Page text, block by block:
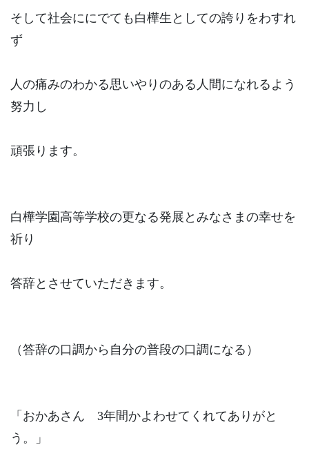
そして社会ににでても白樺生としての誇りをわすれ
ず
人の痛みのわかる思いやりのある人間になれるよう
努力し
頑張ります。
白樺学園高等学校の更なる発展とみなさまの幸せを
祈り
答辞とさせていただきます。
（答辞の口調から自分の普段の口調になる）
「おかあさん 3年間かよわせてくれてありがと
う。」